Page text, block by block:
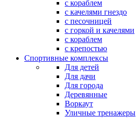
с кораблем
с качелями гнездо
с песочницей
с горкой и качелями
с кораблем
с крепостью
Спортивные комплексы
Для детей
Для дачи
Для города
Деревянные
Воркаут
Уличные тренажеры